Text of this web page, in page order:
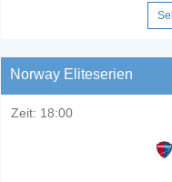
Norway Eliteserien
Zeit: 18:00